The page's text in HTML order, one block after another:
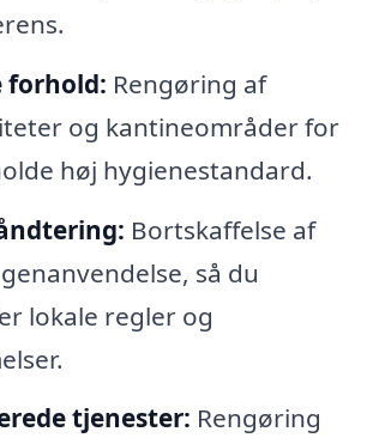
forhold: Rengøring af
og kantineområder for
høj hygienestandard.
Bortskaffelse af
så du
lokale regler og
tjenester: Rengøring